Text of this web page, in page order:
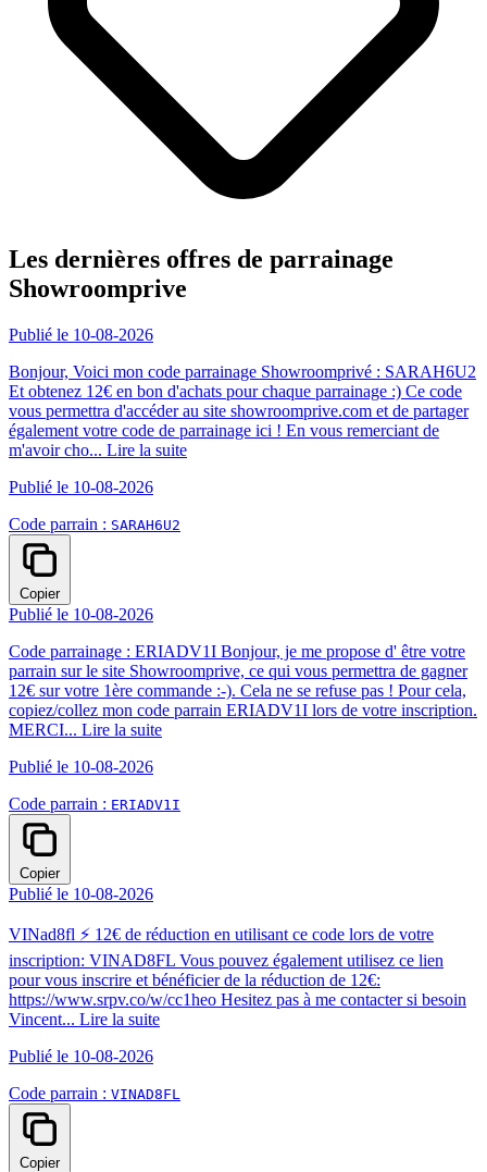
Les dernières offres de parrainage
Showroomprive
Publié le 10-08-2026
Bonjour, Voici mon code parrainage Showroomprivé : SARAH6U2
Et obtenez 12€ en bon d'achats pour chaque parrainage :) Ce code
vous permettra d'accéder au site showroomprive.com et de partager
également votre code de parrainage ici ! En vous remerciant de
m'avoir cho... Lire la suite
Publié le 10-08-2026
Code parrain : SARAH6U2
Copier
Publié le 10-08-2026
Code parrainage : ERIADV1I Bonjour, je me propose d' être votre
parrain sur le site Showroomprive, ce qui vous permettra de gagner
12€ sur votre 1ère commande :-). Cela ne se refuse pas ! Pour cela,
copiez/collez mon code parrain ERIADV1I lors de votre inscription.
MERCI... Lire la suite
Publié le 10-08-2026
Code parrain : ERIADV1I
Copier
Publié le 10-08-2026
VINad8fl ⚡️ 12€ de réduction en utilisant ce code lors de votre
inscription: VINAD8FL Vous pouvez également utilisez ce lien
pour vous inscrire et bénéficier de la réduction de 12€:
https://www.srpv.co/w/cc1heo Hesitez pas à me contacter si besoin
Vincent... Lire la suite
Publié le 10-08-2026
Code parrain : VINAD8FL
Copier